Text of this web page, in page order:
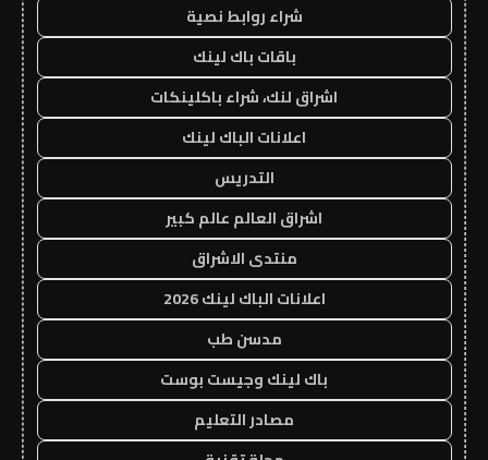
شراء روابط نصية
باقات باك لينك
اشراق لنك، شراء باكلينكات
اعلانات الباك لينك
التدريس
اشراق العالم عالم كبير
منتدى الاشراق
اعلانات الباك لينك 2026
مدسن طب
باك لينك وجيست بوست
مصادر التعليم